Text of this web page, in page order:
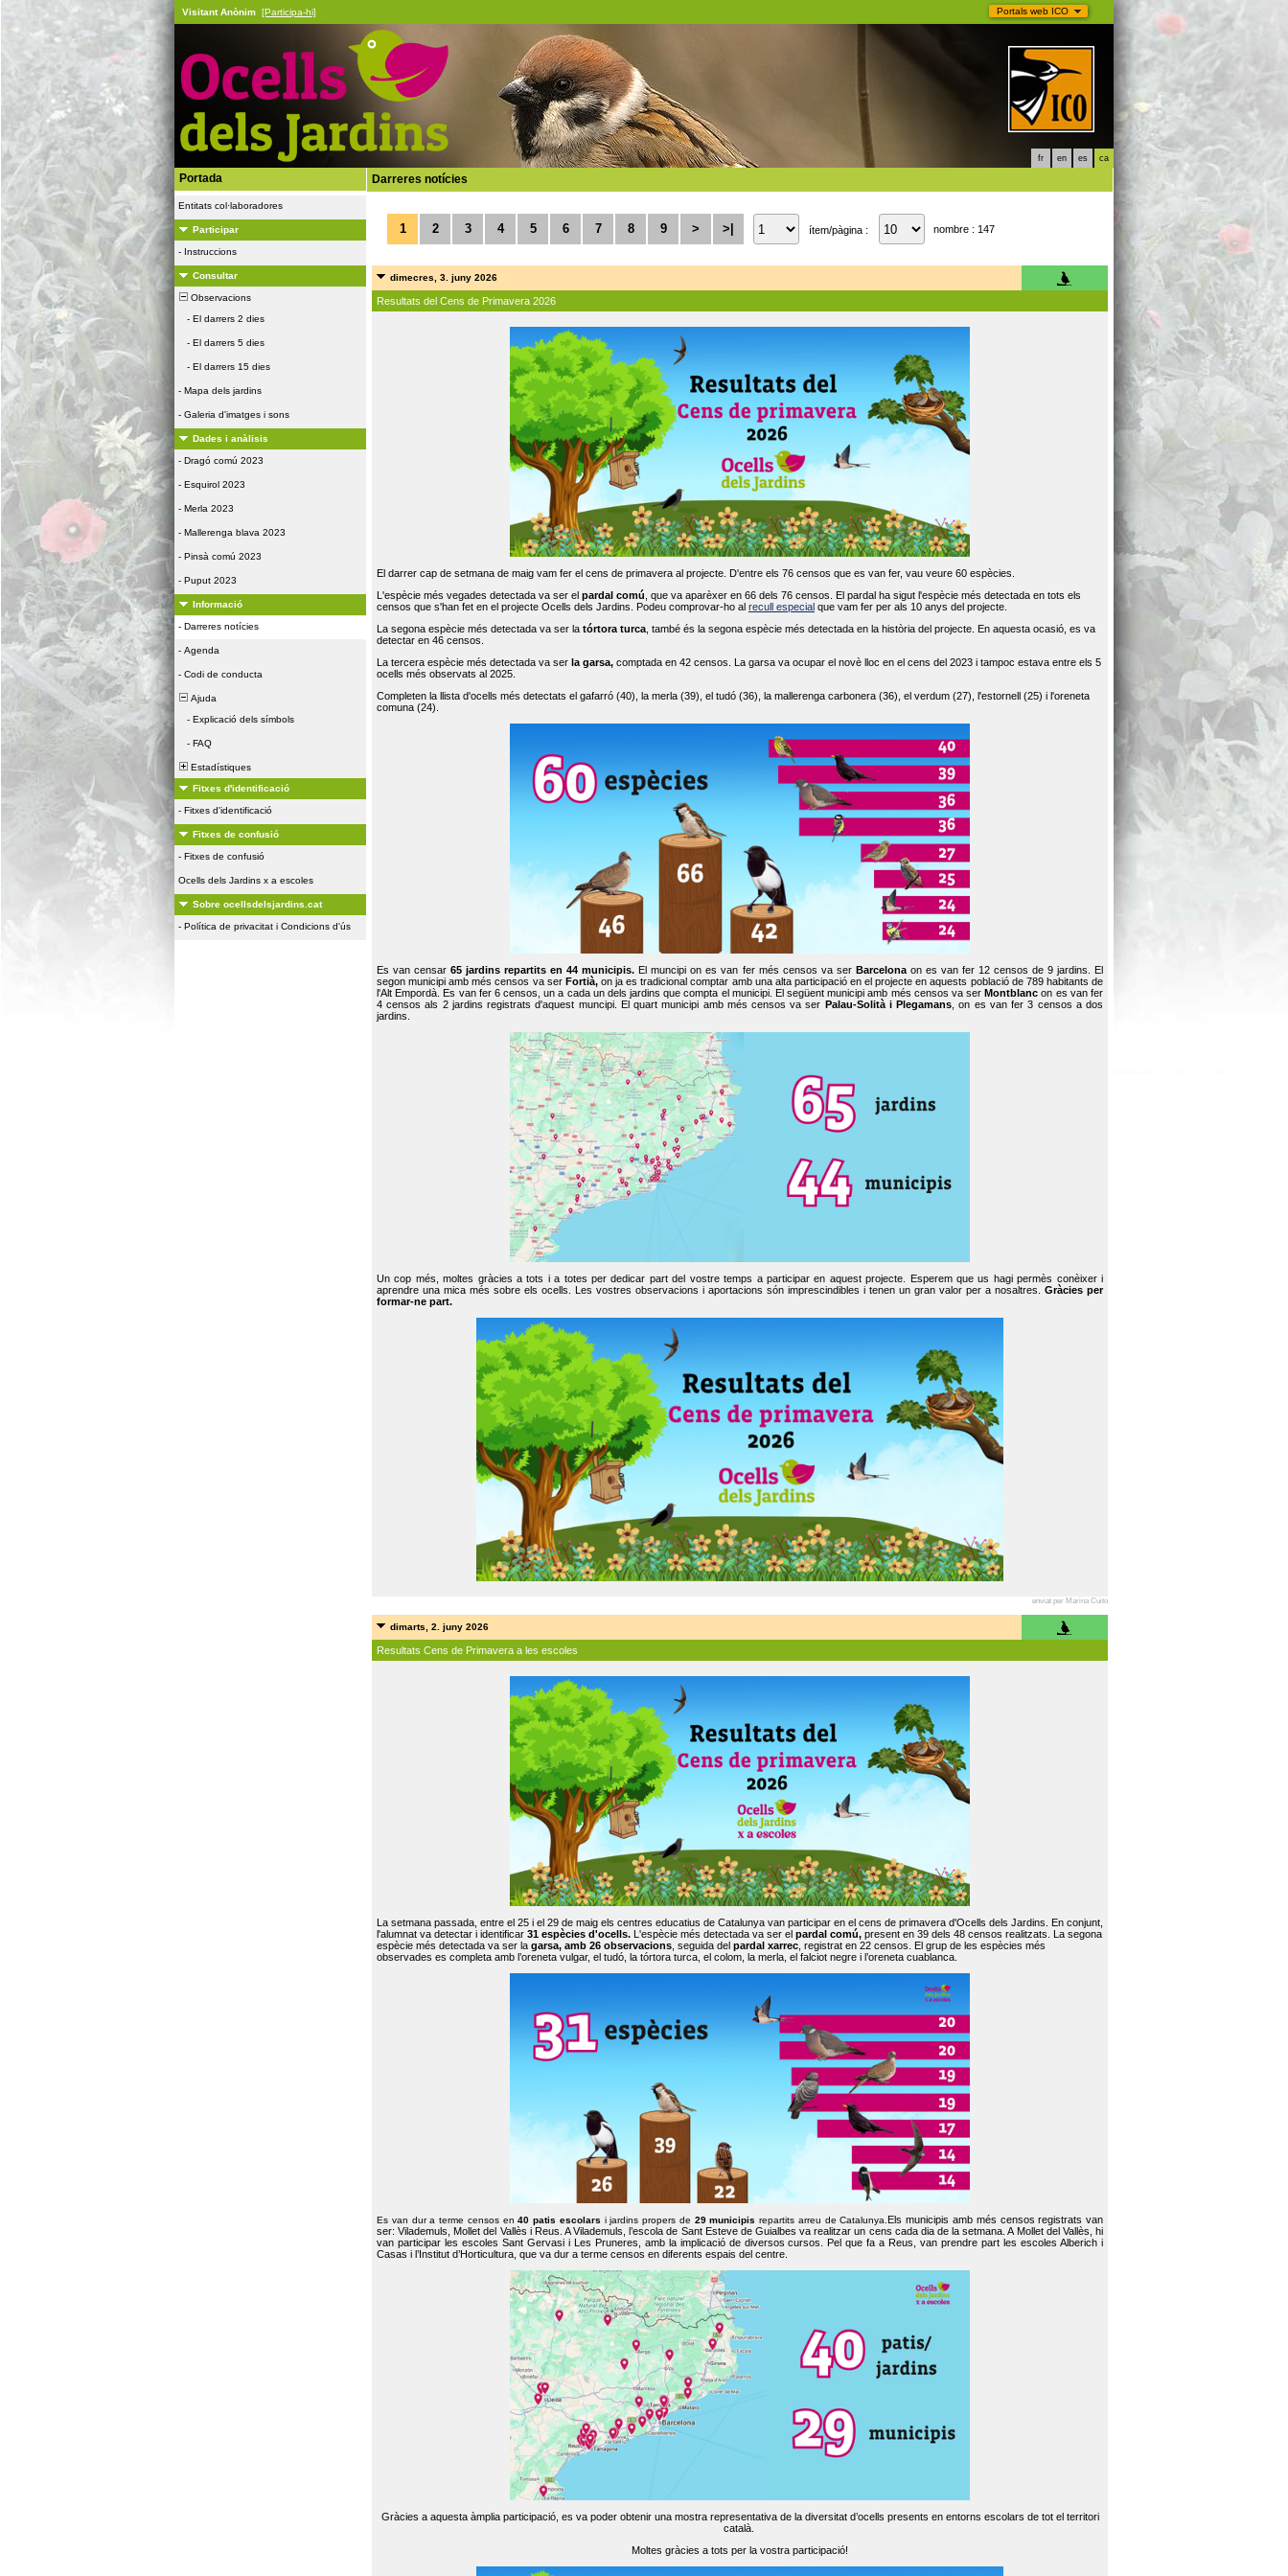
Portals web ICO
Visitant Anònim [Participa-hi]
fr en es ca
Portada
Entitats col·laboradores
Participar
- Instruccions
Consultar
Observacions
- El darrers 2 dies
- El darrers 5 dies
- El darrers 15 dies
- Mapa dels jardins
- Galeria d'imatges i sons
Dades i anàlisis
- Dragó comú 2023
- Esquirol 2023
- Merla 2023
- Mallerenga blava 2023
- Pinsà comú 2023
- Puput 2023
Informació
- Darreres notícies
- Agenda
- Codi de conducta
Ajuda
- Explicació dels símbols
- FAQ
Estadístiques
Fitxes d'identificació
- Fitxes d'identificació
Fitxes de confusió
- Fitxes de confusió
Ocells dels Jardins x a escoles
Sobre ocellsdelsjardins.cat
- Política de privacitat i Condicions d'ús
Darreres notícies
1 2 3 4 5 6 7 8 9 > >| ítem/pàgina : nombre : 147
dimecres, 3. juny 2026
Resultats del Cens de Primavera 2026
El darrer cap de setmana de maig vam fer el cens de primavera al projecte. D'entre els 76 censos que es van fer, vau veure 60 espècies.
L'espècie més vegades detectada va ser el pardal comú , que va aparèxer en 66 dels 76 censos. El pardal ha sigut l'espècie més detectada en tots els
censos que s'han fet en el projecte Ocells dels Jardins. Podeu comprovar-ho al recull especial que vam fer per als 10 anys del projecte.
La segona espècie més detectada va ser la tórtora turca , també és la segona espècie més detectada en la història del projecte. En aquesta ocasió, es va
detectar en 46 censos.
La tercera espècie més detectada va ser la garsa, comptada en 42 censos. La garsa va ocupar el novè lloc en el cens del 2023 i tampoc estava entre els 5
ocells més observats al 2025.
Completen la llista d'ocells més detectats el gafarró (40), la merla (39), el tudó (36), la mallerenga carbonera (36), el verdum (27), l'estornell (25) i l'oreneta
comuna (24).
Es van censar65 jardins repartits en 44 municipis. El muncipi on es van fer més censos va ser Barcelonaon es van fer 12 censos de 9 jardins. El
segon municipi amb més censos va ser Fortià, on ja es tradicional comptar amb una alta participació en el projecte en aquests població de 789 habitants de
l'Alt Empordà. Es van fer 6 censos, un a cada un dels jardins que compta el municipi. El següent municipi amb més censos va serMontblanc on es van fer
4 censos als 2 jardins registrats d'aquest muncipi. El quart municipi amb més censos va ser Palau-Solità i Plegamans , on es van fer 3 censos a dos
jardins.
Un cop més, moltes gràcies a tots i a totes per dedicar part del vostre temps a participar en aquest projecte. Esperem que us hagi permès conèixer i
aprendre una mica més sobre els ocells. Les vostres observacions i aportacions són imprescindibles i tenen un gran valor per a nosaltres. Gràcies per
formar-ne part.
enviat per Marina Cuito
dimarts, 2. juny 2026
Resultats Cens de Primavera a les escoles
La setmana passada, entre el 25 i el 29 de maig els centres educatius de Catalunya van participar en el cens de primavera d'Ocells dels Jardins. En conjunt,
l'alumnat va detectar i identificar 31 espècies d'ocells. L'espècie més detectada va ser el pardal comú, present en 39 dels 48 censos realitzats. La segona
espècie més detectada va ser la garsa, amb 26 observacions , seguida del pardal xarrec , registrat en 22 censos. El grup de les espècies més
observades es completa amb l’oreneta vulgar, el tudó, la tórtora turca, el colom, la merla, el falciot negre i l’oreneta cuablanca.
Es van dur a terme censos en40 patis escolars i jardins propers de 29 municipis repartits arreu de Catalunya. Els municipis amb més censos registrats van
ser: Vilademuls, Mollet del Vallès i Reus. A Vilademuls, l’escola de Sant Esteve de Guialbes va realitzar un cens cada dia de la setmana. A Mollet del Vallès, hi
van participar les escoles Sant Gervasi i Les Pruneres, amb la implicació de diversos cursos. Pel que fa a Reus, van prendre part les escoles Alberich i
Casas i l’Institut d’Horticultura, que va dur a terme censos en diferents espais del centre.
Gràcies a aquesta àmplia participació, es va poder obtenir una mostra representativa de la diversitat d’ocells presents en entorns escolars de tot el territori
català.
Moltes gràcies a tots per la vostra participació!